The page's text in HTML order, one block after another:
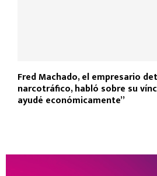
Fred Machado, el empresario
narcotráfico, habló sobre su
ayudé económicamente”